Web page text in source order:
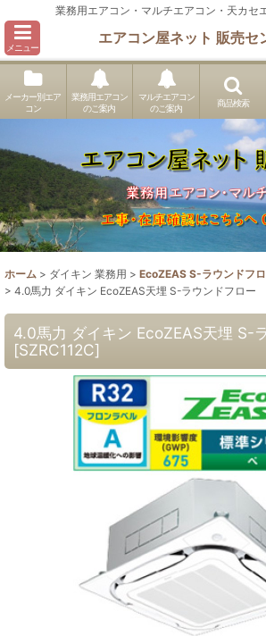
業務用エアコン・マルチエアコン・天カセ
メニュー
エアコン屋ネット 販売セ
メーカー別エア
コン
業務用エアコン
のご案内
マルチエアコン
のご案内
商品検索
ホーム > ダイキン 業務用 > EcoZEAS S-ラウンドフ
> 4.0馬力 ダイキン EcoZEAS天埋 S-ラウンドフロー
4.0馬力 ダイキン EcoZEAS天埋 S-
[SZRC112C]